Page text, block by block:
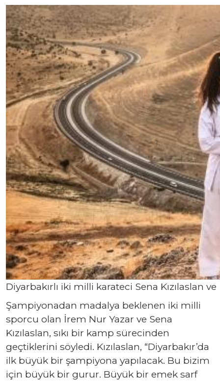
Diyarbakırlı iki milli karateci Sena Kızılaslan
Şampiyonadan madalya beklenen iki milli
sporcu olan İrem Nur Yazar ve Sena
Kızılaslan, sıkı bir kamp sürecinden
geçtiklerini söyledi. Kızılaslan, “Diyarbakır’da
ilk büyük bir şampiyona yapılacak. Bu bizim
için büyük bir gurur. Büyük bir emek sarf